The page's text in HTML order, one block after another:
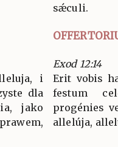
sǽculi.
i
dla
jako
Exod 12:14
Erit vobis
festum
progénies
allelúja,